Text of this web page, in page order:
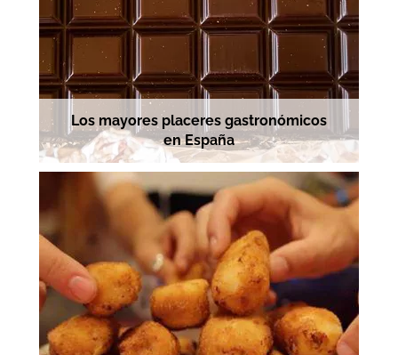
Los mayores placeres gastronómicos
en España